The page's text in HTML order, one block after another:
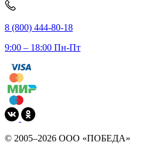
8 (800) 444-80-18
9:00 – 18:00 Пн-Пт
© 2005–2026 ООО «ПОБЕДА»